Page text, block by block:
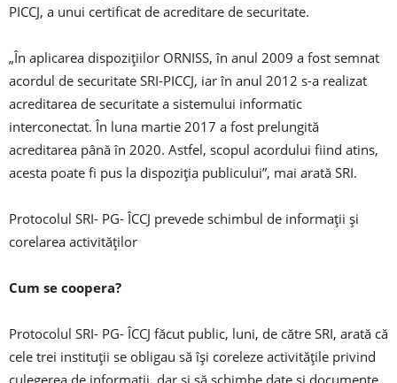
PICCJ, a unui certificat de acreditare de securitate.
„În aplicarea dispoziţiilor ORNISS, în anul 2009 a fost semnat
acordul de securitate SRI-PICCJ, iar în anul 2012 s-a realizat
acreditarea de securitate a sistemului informatic
interconectat. În luna martie 2017 a fost prelungită
acreditarea până în 2020. Astfel, scopul acordului fiind atins,
acesta poate fi pus la dispoziţia publicului”, mai arată SRI.
Protocolul SRI- PG- ÎCCJ prevede schimbul de informaţii şi
corelarea activităţilor
Cum se coopera?
Protocolul SRI- PG- ÎCCJ făcut public, luni, de către SRI, arată că
cele trei instituţii se obligau să îşi coreleze activităţile privind
culegerea de informaţii, dar şi să schimbe date şi documente.